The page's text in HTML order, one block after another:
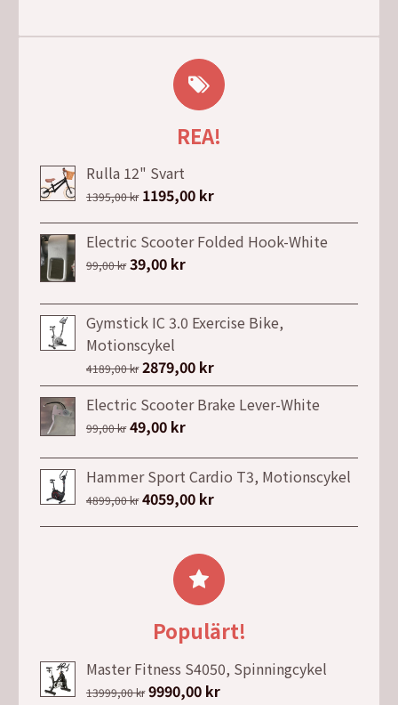
REA!
Rulla 12" Svart
1395,00kr Det
ursprungliga
priset
var:
1195,00 krDet
nuvarande
priset
Electric Scooter Folded Hook-White
99,00kr Det
priset
var:
99,00 kr.
39,00 krDet
priset
är:
Gymstick IC 3.0 Exercise Bike,
Motionscykel
4189,00kr Det
ursprungliga
priset
var:
4189,00 kr.
2879,00 krDet
nuvarande
priset
2879,00 kr.
Electric Scooter Brake Lever-White
99,00kr Det
priset
var:
99,00 kr.
49,00 krDet
priset
är:
Hammer Sport Cardio T3, Motionscykel
4899,00kr Det
ursprungliga
4899,00 kr.
4059,00 krDet
nuvarande
är:
4059,00 kr.
Populärt!
Master Fitness S4050, Spinningcykel
13999,00kr Det
9990,00 krDet